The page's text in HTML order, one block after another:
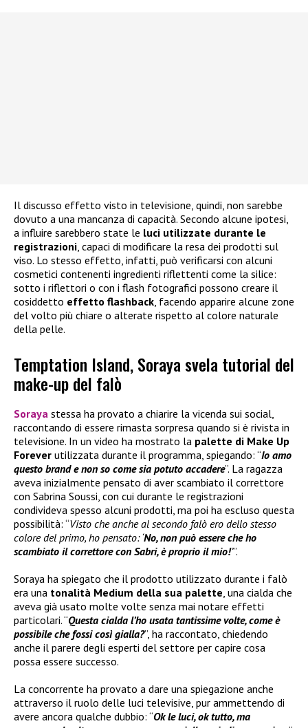
Il discusso effetto visto in televisione, quindi, non sarebbe
dovuto a una mancanza di capacità. Secondo alcune ipotesi,
a influire sarebbero state le luci utilizzate durante le
registrazioni, capaci di modificare la resa dei prodotti sul
viso. Lo stesso effetto, infatti, può verificarsi con alcuni
cosmetici contenenti ingredienti riflettenti come la silice:
sotto i riflettori o con i flash fotografici possono creare il
cosiddetto effetto flashback, facendo apparire alcune zone
del volto più chiare o alterate rispetto al colore naturale
della pelle.
Temptation Island, Soraya svela tutorial del
make-up del falò
Soraya stessa ha provato a chiarire la vicenda sui social,
raccontando di essere rimasta sorpresa quando si è rivista in
televisione. In un video ha mostrato la palette di Make Up
Forever utilizzata durante il programma, spiegando: “Io amo
questo brand e non so come sia potuto accadere”. La ragazza
aveva inizialmente pensato di aver scambiato il correttore
con Sabrina Soussi, con cui durante le registrazioni
condivideva spesso alcuni prodotti, ma poi ha escluso questa
possibilità: “Visto che anche al secondo falò ero dello stesso
colore del primo, ho pensato: ‘No, non può essere che ho
scambiato il correttore con Sabri, è proprio il mio!’”.
Soraya ha spiegato che il prodotto utilizzato durante i falò
era una tonalità Medium della sua palette , una cialda che
aveva già usato molte volte senza mai notare effetti
particolari. “Questa cialda l’ho usata tantissime volte, come è
possibile che fossi così gialla?”, ha raccontato, chiedendo
anche il parere degli esperti del settore per capire cosa
possa essere successo.
La concorrente ha provato a dare una spiegazione anche
attraverso il ruolo delle luci televisive, pur ammettendo di
avere ancora qualche dubbio: “Ok le luci, ok tutto, ma